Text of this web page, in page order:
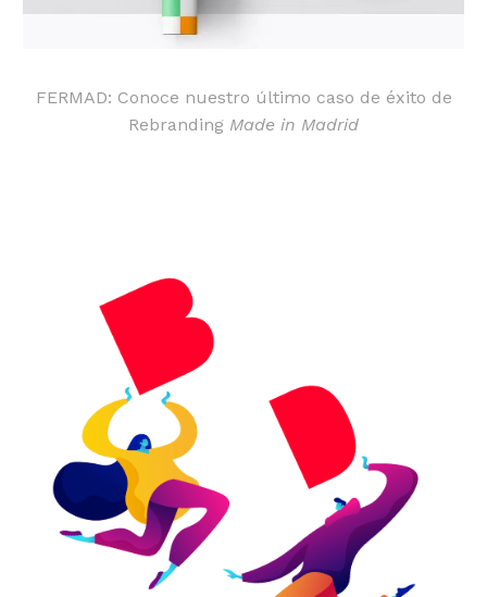
FERMAD: Conoce nuestro último caso de éxito de
Rebranding Made in Madrid